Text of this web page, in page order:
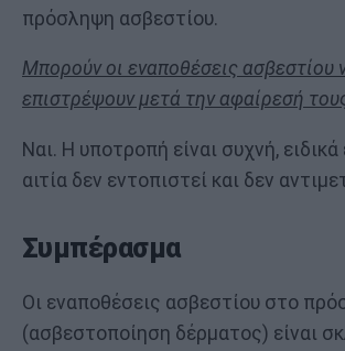
πρόσληψη ασβεστίου.
Μπορούν οι εναποθέσεις ασβεστίου
επιστρέψουν μετά την αφαίρεσή
Ναι. Η υποτροπή είναι συχνή,
αιτία δεν εντοπιστεί και δεν
Συμπέρασμα
Οι εναποθέσεις ασβεστίου στο
(ασβεστοποίηση δέρματος) είναι